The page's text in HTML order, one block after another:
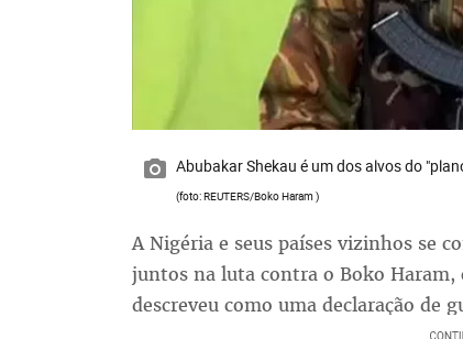
Abubakar Shekau é um dos alvos do
(foto: REUTERS/Boko Haram )
A Nigéria e seus países vizinhos se
juntos na luta contra o Boko Haram,
descreveu como uma declaração de